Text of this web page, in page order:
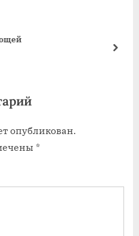
опубликован.
*